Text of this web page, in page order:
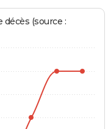
(source :